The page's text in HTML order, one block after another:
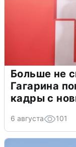
Больше не
Гагарина
кадры с
6 августа 101